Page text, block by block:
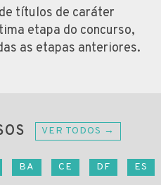
títulos de caráter
etapa do concurso,
as etapas anteriores.
VER TODOS →
BA CE DF ES